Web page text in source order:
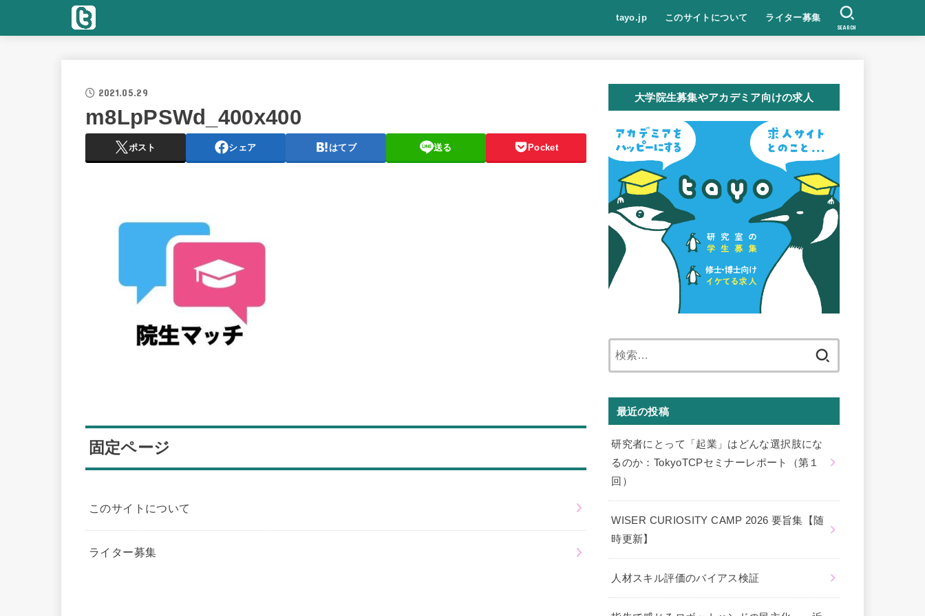
tayo.jp このサイトについて ライター募集
SEARCH
2021.05.29
m8LpPSWd_400x400
ポスト シェア はてブ 送る Pocket
固定ページ
このサイトについて
ライター募集
大学院生募集やアカデミア向けの求人
最近の投稿
研究者にとって「起業」はどんな選択肢にな
るのか：TokyoTCPセミナーレポート（第１
回）
WISER CURIOSITY CAMP 2026 要旨集【随
時更新】
人材スキル評価のバイアス検証